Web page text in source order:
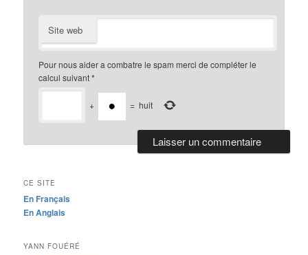
Site web
Pour nous aider a combatre le spam merci de compléter le
calcul suivant*
+ = huit
CE SITE
En Français
En Anglais
YANN FOUÉRÉ